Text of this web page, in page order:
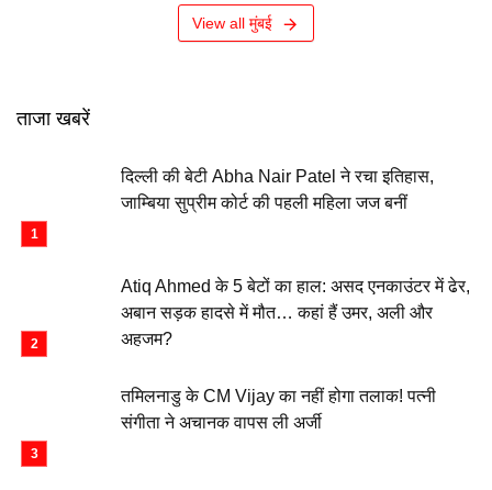
View all मुंबई
ताजा खबरें
दिल्ली की बेटी Abha Nair Patel ने रचा इतिहास,
जाम्बिया सुप्रीम कोर्ट की पहली महिला जज बनीं
Atiq Ahmed के 5 बेटों का हाल: असद एनकाउंटर में ढेर,
अबान सड़क हादसे में मौत… कहां हैं उमर, अली और
अहजम?
तमिलनाडु के CM Vijay का नहीं होगा तलाक! पत्नी
संगीता ने अचानक वापस ली अर्जी